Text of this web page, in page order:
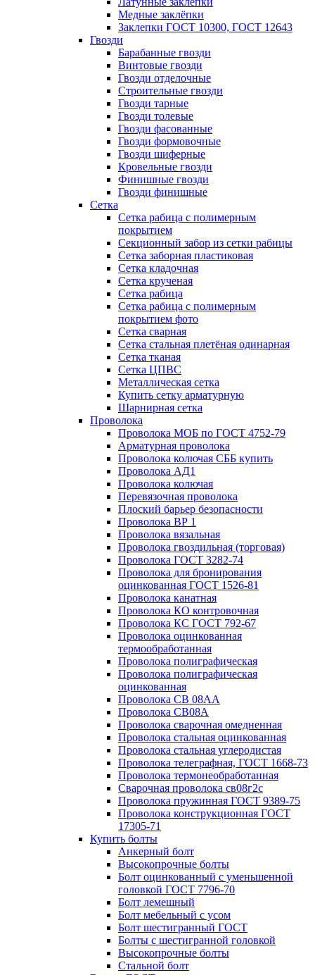
Медные заклёпки
Заклепки ГОСТ 10300, ГОСТ 12643
Гвозди
Барабанные гвозди
Винтовые гвозди
Гвозди отделочные
Строительные гвозди
Гвозди тарные
Гвозди толевые
Гвозди фасованные
Гвозди формовочные
Гвозди шиферные
Кровельные гвозди
Финишные гвозди
Гвозди финишные
Сетка
Сетка рабица с полимерным
покрытием
Секционный забор из сетки рабицы
Сетка заборная пластиковая
Сетка кладочная
Сетка крученая
Сетка рабица
Сетка рабица с полимерным
покрытием фото
Сетка сварная
Сетка стальная плетёная одинарная
Сетка тканая
Сетка ЦПВС
Металлическая сетка
Купить сетку арматурную
Шарнирная сетка
Проволока
Проволока МОБ по ГОСТ 4752-79
Арматурная проволока
Проволока колючая СББ купить
Проволока АД1
Проволока колючая
Перевязочная проволока
Плоский барьер безопасности
Проволока ВР 1
Проволока вязальная
Проволока гвоздильная (торговая)
Проволока ГОСТ 3282-74
Проволока для бронирования
оцинкованная ГОСТ 1526-81
Проволока канатная
Проволока КО контровочная
Проволока КС ГОСТ 792-67
Проволока оцинкованная
термообработанная
Проволока полиграфическая
Проволока полиграфическая
оцинкованная
Проволока СВ 08АА
Проволока СВ08А
Проволока сварочная омедненная
Проволока стальная оцинкованная
Проволока стальная углеродистая
Проволока телеграфная, ГОСТ 1668-73
Проволока термонеобработанная
Сварочная проволока св08г2с
Проволока пружинная ГОСТ 9389-75
Проволока конструкционная ГОСТ
17305-71
Купить болты
Анкерный болт
Высокопрочные болты
Болт оцинкованный с уменьшенной
головкой ГОСТ 7796-70
Болт лемешный
Болт мебельный с усом
Болт шестигранный ГОСТ
Болты с шестигранной головкой
Высокопрочные болты
Стальной болт